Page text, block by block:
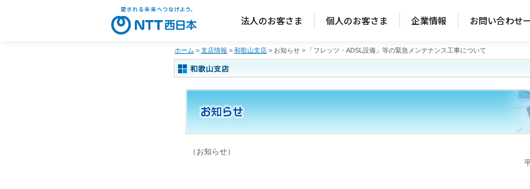
法人のお客さま 個人のお客さま 企業情報 お問い合わせ
ホーム > 支店情報 > 和歌山支店 > お知らせ > 「フレッツ・ADSL設備」等の緊急メンテナンス工事について
（お知らせ）